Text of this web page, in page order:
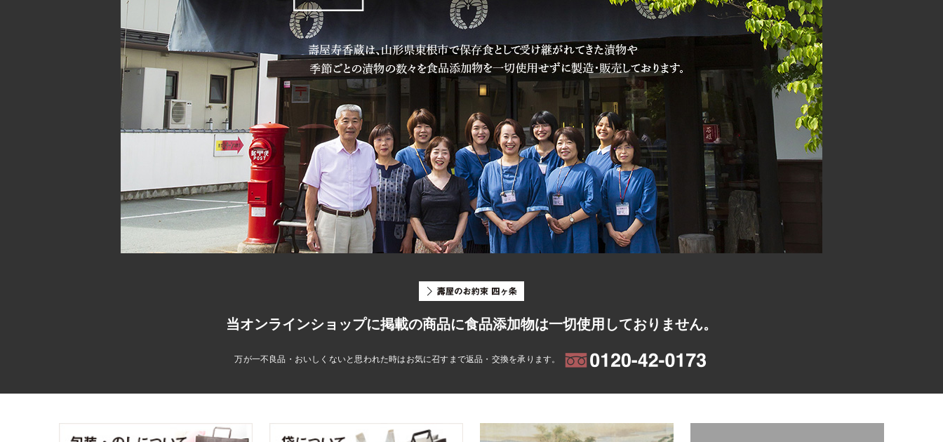
当オンラインショップに掲載の商品に食品添加物は一切使用しておりません。
万が一不良品・おいしくないと思われた時はお気に召すまで返品・交換を承ります。